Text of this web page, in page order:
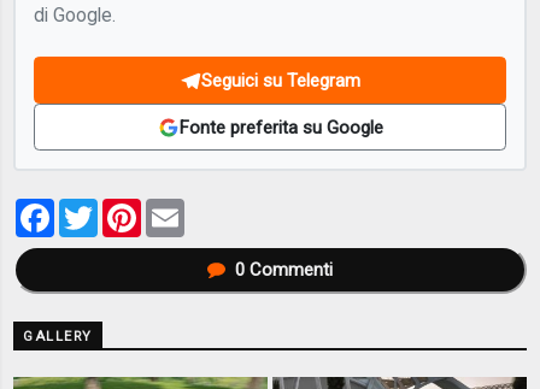
di Google.
Seguici su Telegram
Fonte preferita su Google
Facebook
TwitterPinterest
0Commenti
GALLERY